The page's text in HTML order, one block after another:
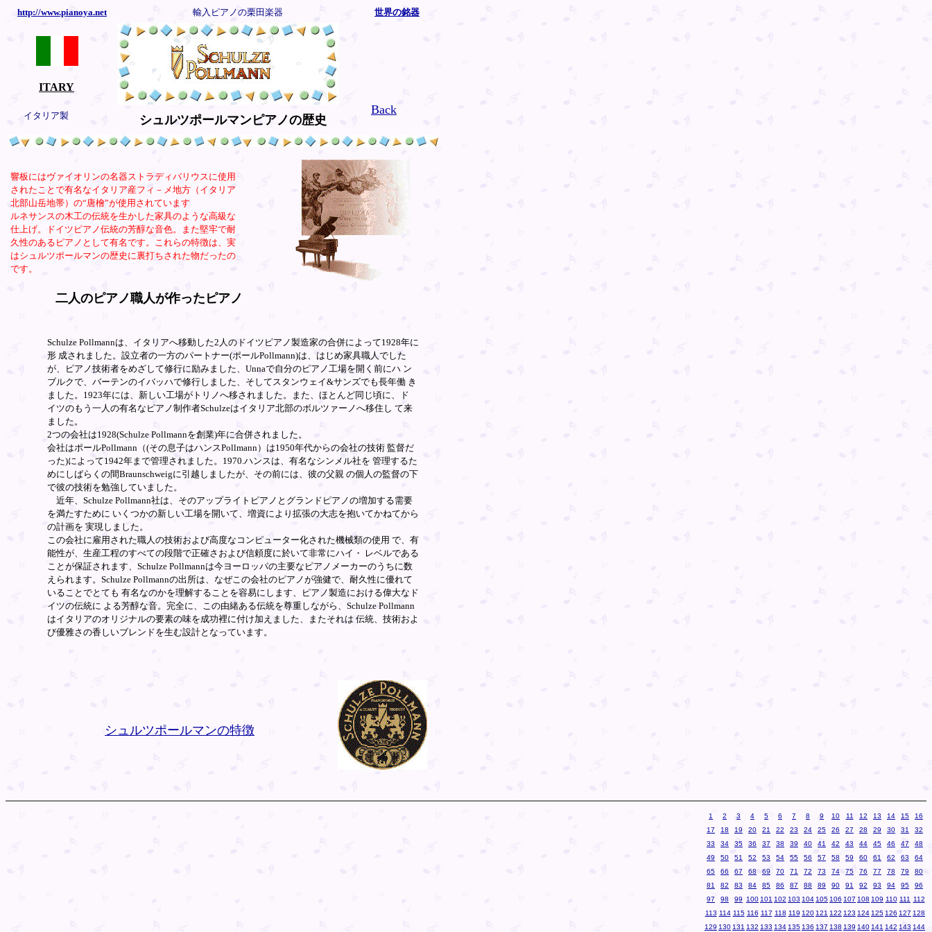
http://www.pianoya.net 輸入ピアノの栗田楽器 世界の銘器
ITARY
Back
イタリア製 シュルツポールマンピアノの歴史
響板にはヴァイオリンの名器ストラディバリウスに使用
されたことで有名なイタリア産フィ－メ地方（イタリア
北部山岳地帯）の“唐檜”が使用されています
ルネサンスの木工の伝統を生かした家具のような高級な
仕上げ。ドイツピアノ伝統の芳醇な音色。また堅牢で耐
久性のあるピアノとして有名です。これらの特徴は、実
はシュルツポールマンの歴史に裏打ちされた物だったの
です。
二人のピアノ職人が作ったピアノ
Schulze Pollmannは、イタリアへ移動した2人のドイツピアノ製造家の合併によって1928年に
形 成されました。設立者の一方のパートナー(ポールPollmann)は、はじめ家具職人でした
が、ピアノ技術者をめざして修行に励みました、Unnaで自分のピアノ工場を開く前にハ ン
ブルクで、バーテンのイバッハで修行しました、そしてスタンウェイ&サンズでも長年働 き
ました。1923年には、新しい工場がトリノへ移されました。また、ほとんど同じ頃に、ド
イツのもう一人の有名なピアノ制作者Schulzeはイタリア北部のボルツァーノへ移住し て来
ました。
2つの会社は1928(Schulze Pollmannを創業)年に合併されました。
会社はポールPollmann（(その息子はハンスPollmann）は1950年代からの会社の技術 監督だ
った)によって1942年まで管理されました。1970.ハンスは、有名なシンメル社を 管理するた
めにしばらくの間Braunschweigに引越しましたが、その前には、彼の父親 の個人の監督の下
で彼の技術を勉強していました。
近年、Schulze Pollmann社は、そのアップライトピアノとグランドピアノの増加する需要
を満たすために いくつかの新しい工場を開いて、増資により拡張の大志を抱いてかねてから
の計画を 実現しました。
この会社に雇用された職人の技術および高度なコンピューター化された機械類の使用 で、有
能性が、生産工程のすべての段階で正確さおよび信頼度に於いて非常にハイ・ レベルである
ことが保証されます、Schulze Pollmannは今ヨーロッパの主要なピアノメーカーのうちに数
えられます。Schulze Pollmannの出所は、なぜこの会社のピアノが強健で、耐久性に優れて
いることでとても 有名なのかを理解することを容易にします、ピアノ製造における偉大なド
イツの伝統に よる芳醇な音。完全に、この由緒ある伝統を尊重しながら、Schulze Pollmann
はイタリアのオリジナルの要素の味を成功裡に付け加えました、またそれは 伝統、技術およ
び優雅さの香しいブレンドを生む設計となっています。
シュルツポールマンの特徴
1 2 3 4 5 6 7 8 9 10 11 12 13 14 15
16
17
18 19 20 21 22 23 24 25 26 27 28 29 30 31
32
33
34 35 36 37 38 39 40 41 42 43 44 45 46 47
48
49
50 51 52 53 54 55 56 57 58 59 60 61 62 63
64
65
66 67 68 69 70 71 72 73 74 75 76 77 78 79
80
81
82 83 84 85 86 87 88 89 90 91 92 93 94 95
96
97
98 99 100 101 102 103 104 105 106 107 108 109 110 111
112
113 114 115 116 117 118 119 120 121 122 123 124 125 126 127 128
129 130 131 132 133 134 135 136 137 138 139 140 141 142 143 144